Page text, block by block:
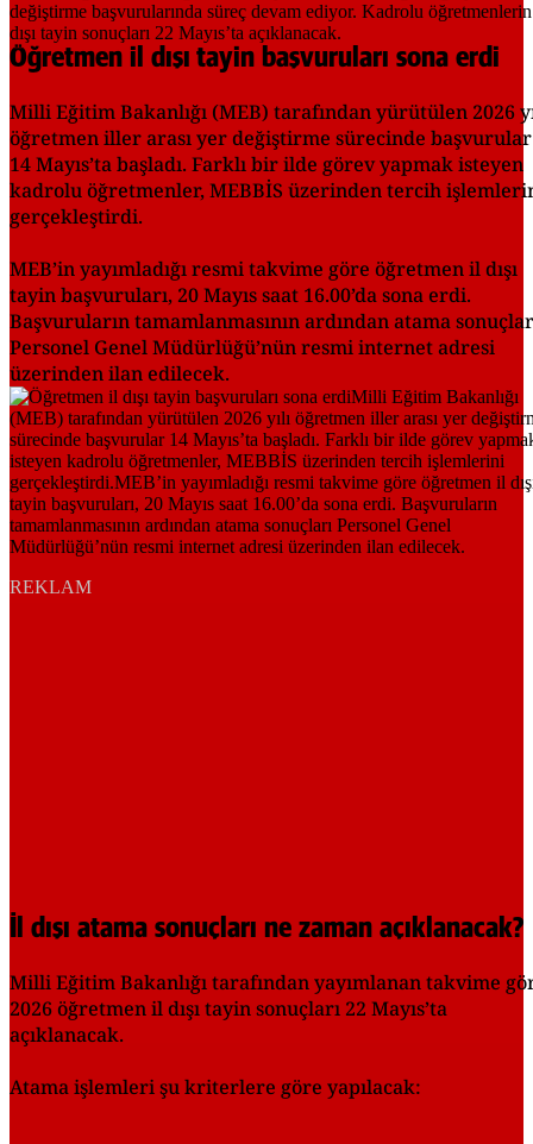
Öğretmen il dışı tayin başvuruları sona erdi
Milli Eğitim Bakanlığı (MEB) tarafından yürütülen 2026
öğretmen iller arası yer değiştirme sürecinde başvurular
14 Mayıs’ta başladı. Farklı bir ilde görev yapmak isteyen
kadrolu öğretmenler, MEBBİS üzerinden tercih
gerçekleştirdi.
MEB’in yayımladığı resmi takvime göre öğretmen il dışı
tayin başvuruları, 20 Mayıs saat 16.00’da sona erdi.
Başvuruların tamamlanmasının ardından atama
Personel Genel Müdürlüğü’nün resmi internet adresi
üzerinden ilan edilecek.
REKLAM
İl dışı atama sonuçları ne zaman açıklanacak?
Milli Eğitim Bakanlığı tarafından yayımlanan takvime
2026 öğretmen il dışı tayin sonuçları 22 Mayıs’ta
açıklanacak.
Atama işlemleri şu kriterlere göre yapılacak: